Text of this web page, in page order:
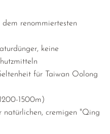
renommiertesten
keine
für Taiwan Oolong
1500m)
natürlichen, cremigen "Qing